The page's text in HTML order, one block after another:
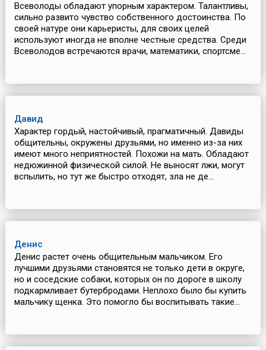
Всеволоды обладают упорным характером. Талантливы,
сильно развито чувство собственного достоинства. По
своей натуре они карьеристы, для своих целей
используют иногда не вполне честные средства. Среди
Всеволодов встречаются врачи, математики, спортсме...
Давид
Характер гордый, настойчивый, прагматичный. Давиды
общительны, окружены друзьями, но именно из-за них
имеют много неприятностей. Похожи на мать. Обладают
недюжинной физической силой. Не выносят лжи, могут
вспылить, но тут же быстро отходят, зла не де...
Денис
Денис растет очень общительным мальчиком. Его
лучшими друзьями становятся не только дети в округе,
но и соседские собаки, которых он по дороге в школу
подкармливает бутербродами. Неплохо было бы купить
мальчику щенка. Это помогло бы воспитывать такие...